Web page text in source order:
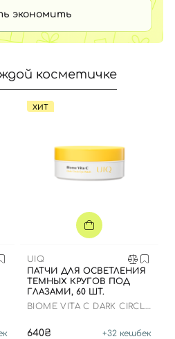
экономить
косметичке
ХИТ
UIQ
ПАТЧИ ДЛЯ ОСВЕТЛЕНИЯ
ТЕМНЫХ КРУГОВ ПОД
ГЛАЗАМИ, 60 ШТ.
BIOME VITA C DARK CIRCLE
640₴ +32 кешбек